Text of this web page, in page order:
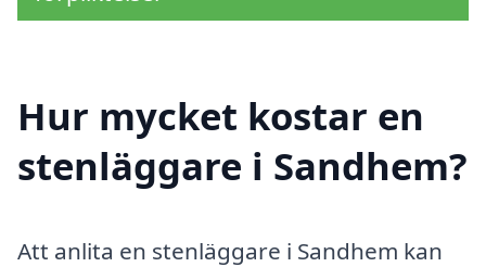
Hur mycket kostar en
stenläggare i Sandhem?
Att anlita en stenläggare i Sandhem kan